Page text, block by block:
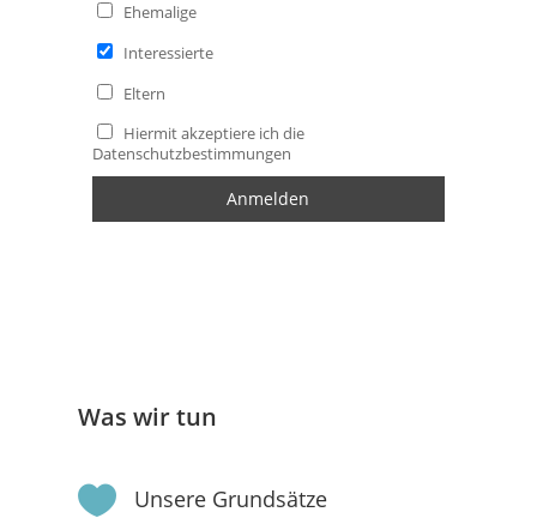
Ehemalige
Interessierte
Eltern
Hiermit akzeptiere ich die
Datenschutzbestimmungen
Was wir tun
 Unsere Grundsätze